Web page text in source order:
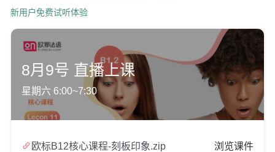
新用户免费试听体验
8月9号 直播上课
星期六 6:00~7:30
 欧标B12核心课程-刻板印象.zip 浏览课件